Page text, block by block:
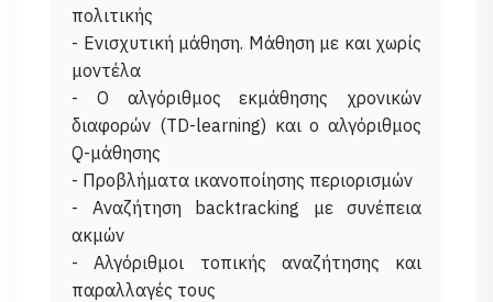
πολιτικής
- Ενισχυτική μάθηση. Μάθηση με και χωρίς
μοντέλα
- Ο αλγόριθμος εκμάθησης χρονικών
διαφορών (TD-learning) και ο αλγόριθμος
Q-μάθησης
- Προβλήματα ικανοποίησης περιορισμών
- Αναζήτηση backtracking με συνέπεια
ακμών
- Αλγόριθμοι τοπικής αναζήτησης και
παραλλαγές τους